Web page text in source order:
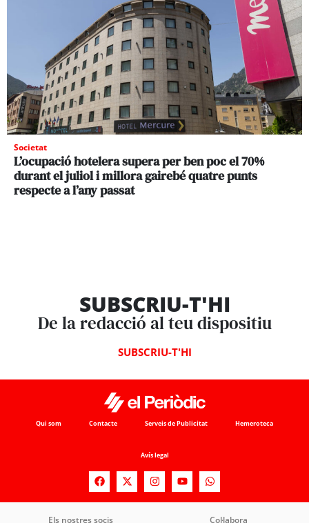
Societat
L’ocupació hotelera supera per ben poc el 70%
durant el juliol i millora gairebé quatre punts
respecte a l’any passat
SUBSCRIU-T'HI
De la redacció al teu dispositiu
SUBSCRIU-T'HI
Qui som Contacte Serveis de Publicitat Hemeroteca
Avís legal
Els nostres socis Col·labora